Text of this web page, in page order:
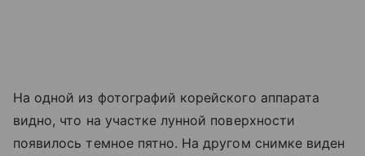
На одной из фотографий корейского аппарата
видно, что на участке лунной поверхности
появилось темное пятно. На другом снимке виден